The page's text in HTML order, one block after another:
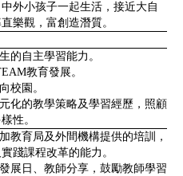
外小孩子一起生活，接近大自
樂觀，富創造潛質。
的自主學習能力。
教育發展。
校園。
化的教學策略及學習經歷，照顧
性。
教育局及外間機構提供的培訓，
踐課程改革的能力。
展日、教師分享，鼓勵教師學習